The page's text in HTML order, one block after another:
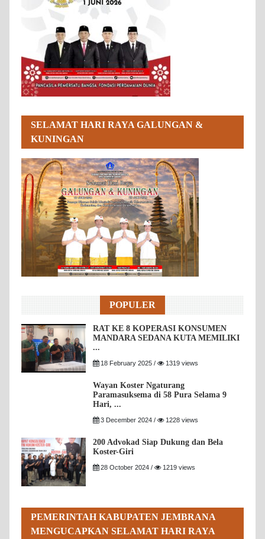
SELAMAT HARI RAYA GALUNGAN &
KUNINGAN
POPULER
RAT KE 8 KOPERASI KONSUMEN
MANDARA SEDANA KUTA MEMILIKI
...
18 February 2025 / 1319 views
Wayan Koster Ngaturang
Paramasuksema di 58 Pura Selama 9
Hari, ...
3 December 2024 / 1228 views
200 Advokad Siap Dukung dan Bela
Koster-Giri
28 October 2024 / 1219 views
PEMERINTAH KABUPATEN JEMBRANA
MENGUCAPKAN SELAMAT HARI RAYA